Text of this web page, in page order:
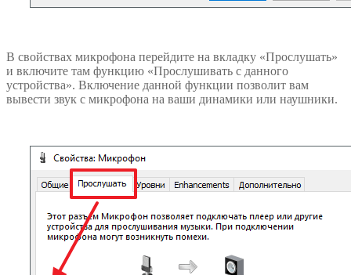
В свойствах микрофона перейдите на вкладку «Прослушать»
и включите там функцию «Прослушивать с данного
устройства». Включение данной функции позволит вам
вывести звук с микрофона на ваши динамики или наушники.